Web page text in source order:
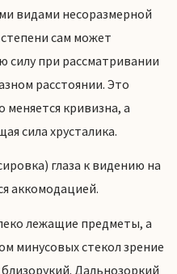
видами несоразмерной
сам может
при рассматривании
расстоянии. Это
меняется кривизна, а
сила хрусталика.
глаза к видению на
аккомодацией.
лежащие предметы, а
минусовых стекол зрение
Дальнозоркий